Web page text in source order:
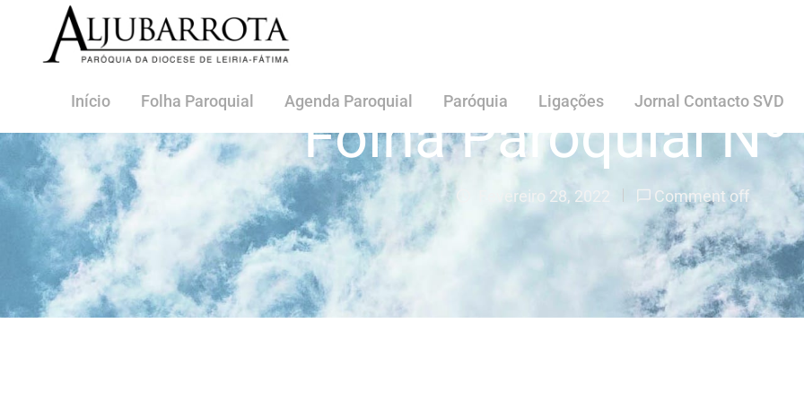
Início Folha Paroquial Agenda Paroquial Paróquia Ligações Jornal Contacto SVD
Folha Paroquial
Fevereiro 28, 2022 Comment off